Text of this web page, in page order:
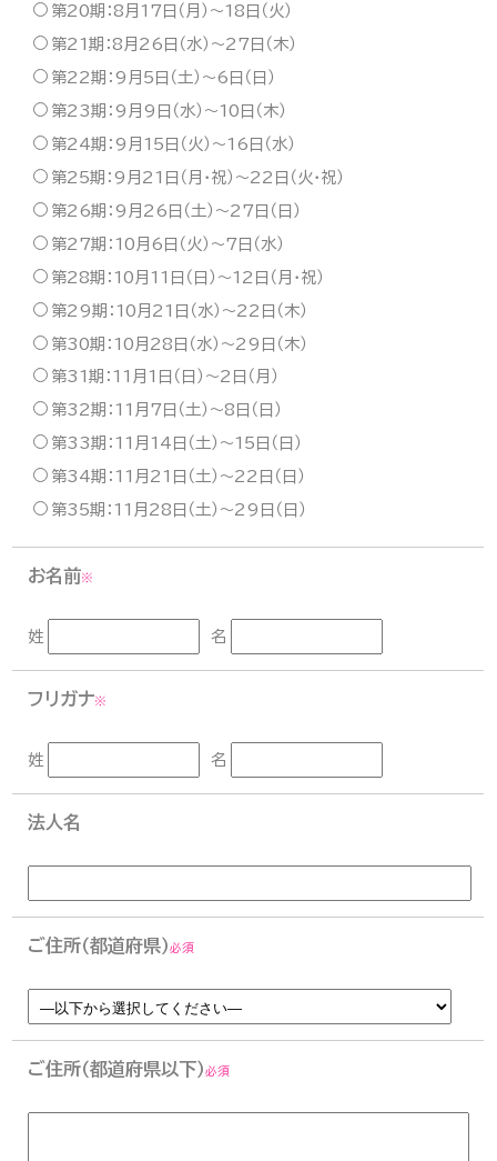
第20期：8月17日（月）〜18日（火）
第21期：8月26日（水）〜27日（木）
第22期：9月5日（土）〜6日（日）
第23期：9月9日（水）〜10日（木）
第24期：9月15日（火）〜16日（水）
第25期：9月21日（月・祝）〜22日（火・祝）
第26期：9月26日（土）〜27日（日）
第27期：10月6日（火）〜7日（水）
第28期：10月11日（日）〜12日（月・祝）
第29期：10月21日（水）〜22日（木）
第30期：10月28日（水）〜29日（木）
第31期：11月1日（日）〜2日（月）
第32期：11月7日（土）〜8日（日）
第33期：11月14日（土）〜15日（日）
第34期：11月21日（土）〜22日（日）
第35期：11月28日（土）〜29日（日）
お名前※
姓 名
フリガナ※
姓 名
法人名
ご住所（都道府県） 必須
ご住所（都道府県以下） 必須